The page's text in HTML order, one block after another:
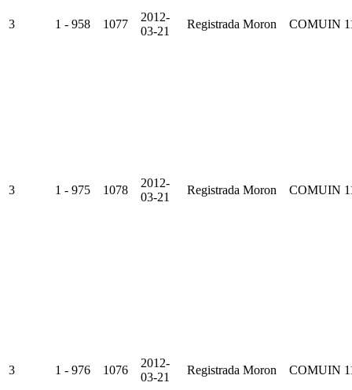
3 1 - 958 1077
2012-
03-21
Registrada Moron COMUIN
3 1 - 975 1078
2012-
03-21
Registrada Moron COMUIN
3 1 - 976 1076
2012-
03-21
Registrada Moron COMUIN